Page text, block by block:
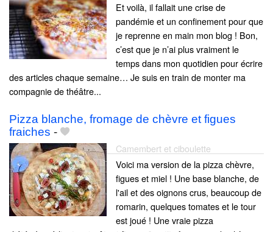
Et voilà, il fallait une crise de
pandémie et un confinement pour que
je reprenne en main mon blog ! Bon,
c’est que je n’ai plus vraiment le
temps dans mon quotidien pour écrire
des articles chaque semaine… Je suis en train de monter ma
compagnie de théâtre...
Pizza blanche, fromage de chèvre et figues
fraiches -
Camembert et ciboulette
Voici ma version de la pizza chèvre,
figues et miel ! Une base blanche, de
l'ail et des oignons crus, beaucoup de
romarin, quelques tomates et le tour
est joué ! Une vraie pizza